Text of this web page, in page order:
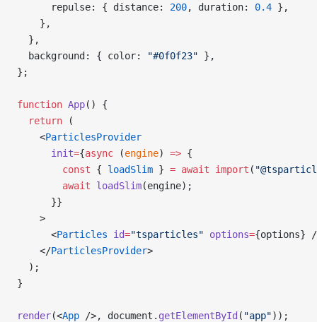
      repulse: { distance:
200, duration: 0.4 },
    },
  },
  background: { color:
"#0f0f23" },
};
function App() {
  return
(
    <
ParticlesProvider
      init
={async (engine) => {
        const
{ loadSlim } = await import (
        await
loadSlim(engine);
      }}
    >
      <
Particles id="tsparticles" options={options} /
    </
ParticlesProvider>
  );
}
render(<App />, document. getElementById ( "app"));